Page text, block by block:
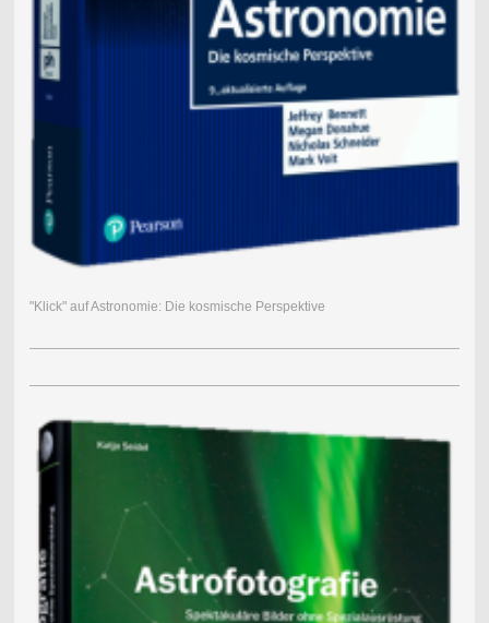
"Klick" auf Astronomie: Die kosmische Perspektive